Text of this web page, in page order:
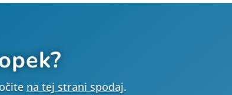
na tej strani spodaj.